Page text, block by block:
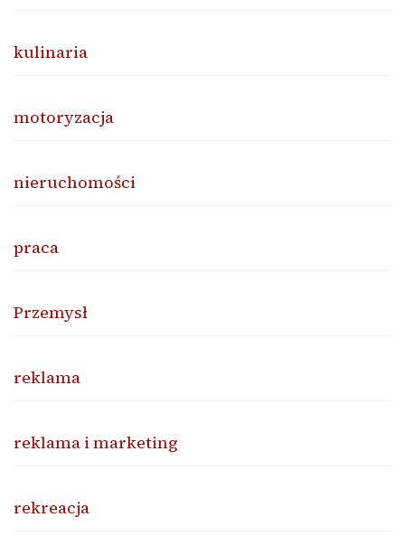
kulinaria
motoryzacja
nieruchomości
praca
Przemysł
reklama
reklama i marketing
rekreacja